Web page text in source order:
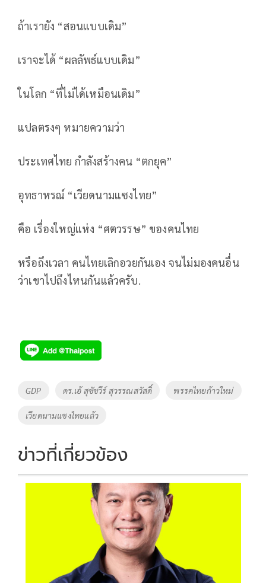
ถ้าเรายัง “สอนแบบเดิม”
เราจะได้ “ผลลัพธ์แบบเดิม”
ในโลก “ที่ไม่ได้เหมือนเดิม”
แปลตรงๆ หมายความว่า
ประเทศไทย กำลังสร้างคน “ตกยุค”
อุทธาหรณ์ “เวียดนามแซงไทย”
คือ เรื่องใหญ่แห่ง “ศตวรรษ” ของคนไทย
หรือถึงเวลา คนไทยเลิกอวยกันเอง จนไม่มองคนอื่น
ว่าเขาไปถึงไหนกันแล้วครับ.
Tags
GDP ดร.เอ้ สุชัชวีร์ สุวรรณสวัสดิ์ พรรคไทยก้าวใหม่
เวียดนามแซงไทยแล้ว
ข่าวที่เกี่ยวข้อง